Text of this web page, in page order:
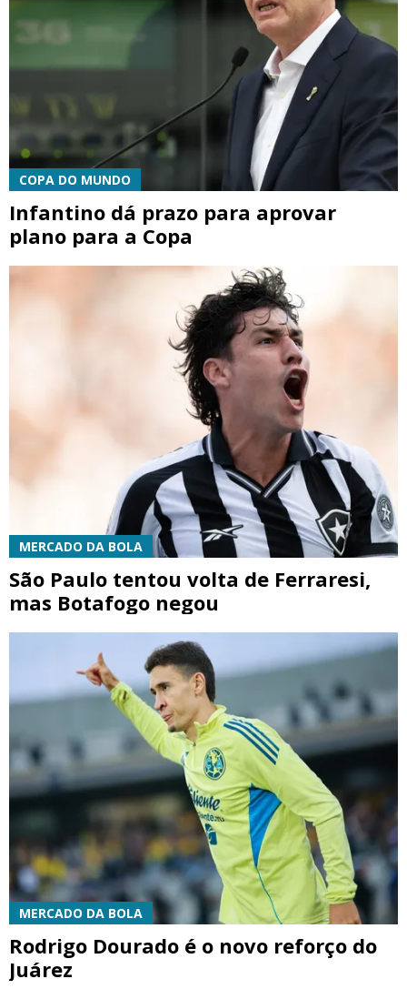
COPA DO MUNDO
Infantino dá prazo para aprovar
plano para a Copa
MERCADO DA BOLA
São Paulo tentou volta de Ferraresi,
mas Botafogo negou
MERCADO DA BOLA
Rodrigo Dourado é o novo reforço do
Juárez